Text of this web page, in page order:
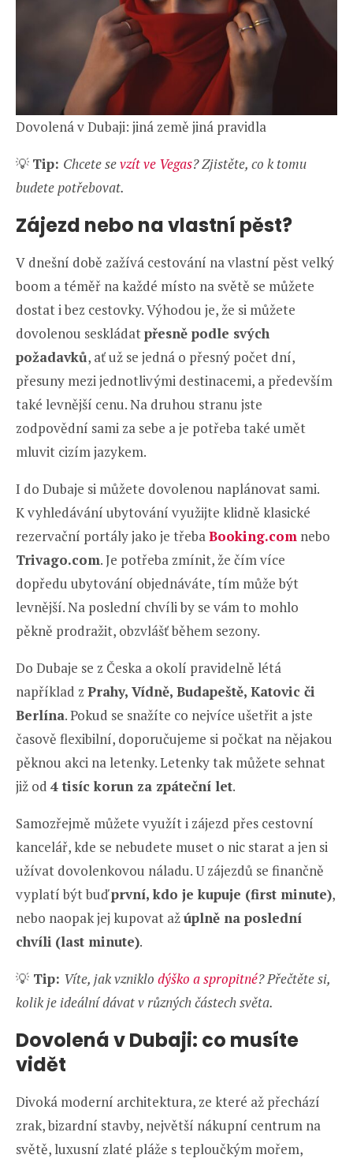
Dovolená v Dubaji: jiná země jiná pravidla
💡 Tip: Chcete sevzít ve Vegas? Zjistěte, co k tomu
budete potřebovat.
Zájezd nebo na vlastní pěst?
V dnešní době zažívá cestování na vlastní pěst velký
boom a téměř na každé místo na světě se můžete
dostat i bez cestovky. Výhodou je, že si můžete
dovolenou seskládatpřesně podle svých
požadavků, ať už se jedná o přesný počet dní,
přesuny mezi jednotlivými destinacemi, a především
také levnější cenu. Na druhou stranu jste
zodpovědní sami za sebe a je potřeba také umět
mluvit cizím jazykem.
I do Dubaje si můžete dovolenou naplánovat sami.
K vyhledávání ubytování využijte klidně klasické
rezervační portály jako je třebaBooking.com nebo
Trivago.com. Je potřeba zmínit, že čím více
dopředu ubytování objednáváte, tím může být
levnější. Na poslední chvíli by se vám to mohlo
pěkně prodražit, obzvlášť během sezony.
Do Dubaje se z Česka a okolí pravidelně létá
například z Prahy, Vídně, Budapeště, Katovic či
Berlína. Pokud se snažíte co nejvíce ušetřit a jste
časově flexibilní, doporučujeme si počkat na nějakou
pěknou akci na letenky. Letenky tak můžete sehnat
již od 4 tisíc korun za zpáteční let.
Samozřejmě můžete využít i zájezd přes cestovní
kancelář, kde se nebudete muset o nic starat a jen si
užívat dovolenkovou náladu. U zájezdů se finančně
vyplatí být buďprvní, kdo je kupuje (first minute),
nebo naopak jej kupovat ažúplně na poslední
chvíli (last minute).
💡 Tip: Víte, jak vzniklo dýško a spropitné? Přečtěte si,
kolik je ideální dávat v různých částech světa.
Dovolená v Dubaji: co musíte
vidět
Divoká moderní architektura, ze které až přechází
zrak, bizardní stavby, největší nákupní centrum na
světě, luxusní zlaté pláže s teploučkým mořem,